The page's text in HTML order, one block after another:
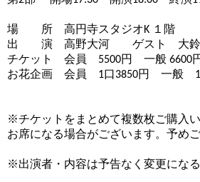
場 所 高円寺スタジオK １階
出 演 高野大河 ゲスト 大鈴
チケット 会員 5500円 一般 6600
お花企画 会員 1口3850円 一般 1
※チケットをまとめて複数枚ご購入
お席になる場合がございます。予め
※出演者・内容は予告なく変更になる